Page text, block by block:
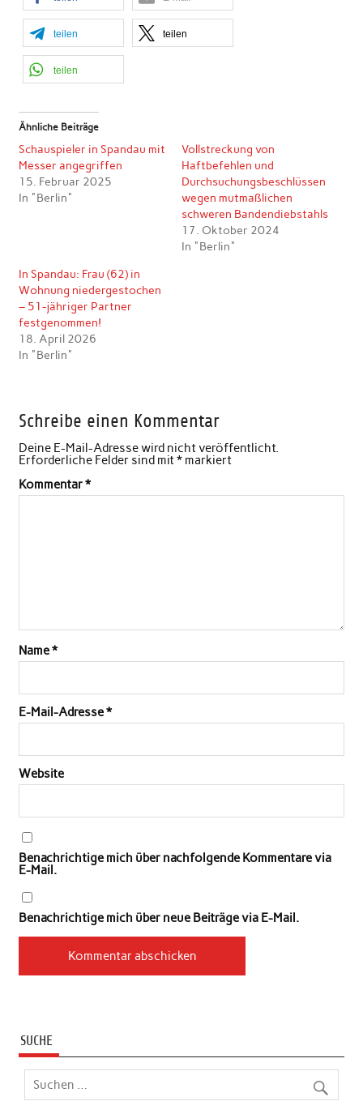
teilen teilen
teilen
Ähnliche Beiträge
Schauspieler in Spandau mit
Messer angegriffen
15. Februar 2025
In "Berlin"
Vollstreckung von
Haftbefehlen und
Durchsuchungsbeschlüssen
wegen mutmaßlichen
schweren Bandendiebstahls
17. Oktober 2024
In "Berlin"
In Spandau: Frau (62) in
Wohnung niedergestochen
– 51-jähriger Partner
festgenommen!
18. April 2026
In "Berlin"
Schreibe einen Kommentar
Deine E-Mail-Adresse wird nicht veröffentlicht.
Erforderliche Felder sind mit*markiert
Kommentar*
Name*
E-Mail-Adresse*
Website
Benachrichtige mich über nachfolgende Kommentare via
E-Mail.
Benachrichtige mich über neue Beiträge via E-Mail.
SUCHE